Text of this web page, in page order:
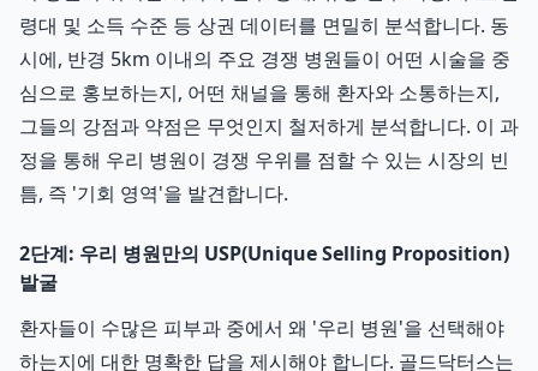
령대 및 소득 수준 등 상권 데이터를 면밀히 분석합니다. 동
시에, 반경 5km 이내의 주요 경쟁 병원들이 어떤 시술을 중
심으로 홍보하는지, 어떤 채널을 통해 환자와 소통하는지,
그들의 강점과 약점은 무엇인지 철저하게 분석합니다. 이 과
정을 통해 우리 병원이 경쟁 우위를 점할 수 있는 시장의 빈
틈, 즉 '기회 영역'을 발견합니다.
2단계: 우리 병원만의 USP(Unique Selling Proposition)
발굴
환자들이 수많은 피부과 중에서 왜 '우리 병원'을 선택해야
하는지에 대한 명확한 답을 제시해야 합니다. 골드닥터스는